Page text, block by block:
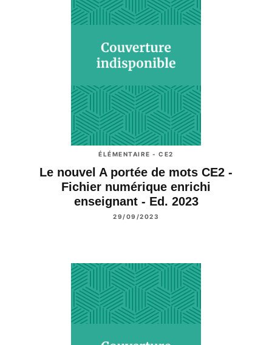
ÉLÉMENTAIRE - CE2
Le nouvel A portée de mots CE2 -
Fichier numérique enrichi
enseignant - Ed. 2023
29/09/2023